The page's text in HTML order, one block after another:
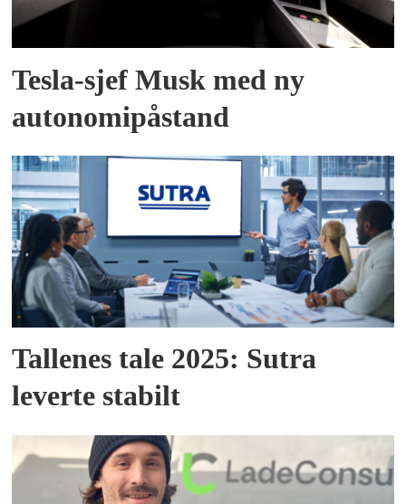
Tesla-sjef Musk med ny
autonomipåstand
Tallenes tale 2025: Sutra
leverte stabilt